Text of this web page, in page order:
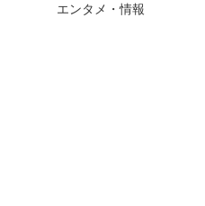
エンタメ・情報